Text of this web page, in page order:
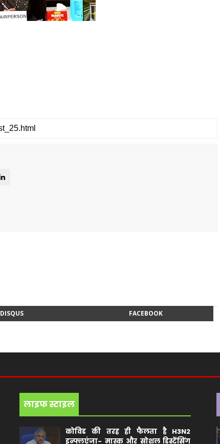
DISQUS FACEBOOK
लाइफ स्टाइल
कोविड की तरह ही फैलता है H3N2
इन्फ्लूएंजा- मास्क और सोशल डिस्टेंसिंग